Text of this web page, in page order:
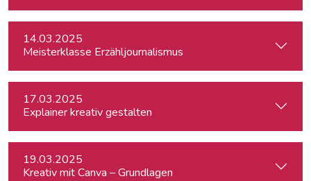
14.03.2025
Meisterklasse Erzähljournalismus
17.03.2025
Explainer kreativ gestalten
19.03.2025
Kreativ mit Canva – Grundlagen